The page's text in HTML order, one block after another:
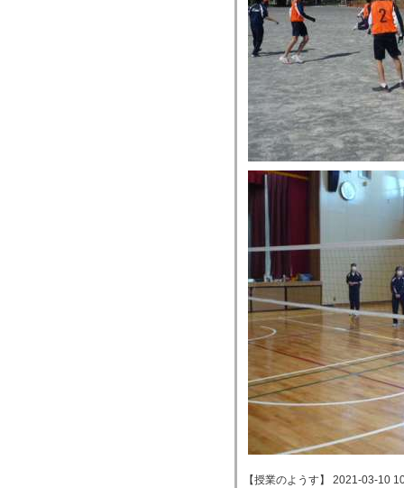
【授業のようす】 2021-03-10